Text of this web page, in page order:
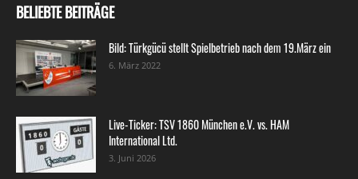
BELIEBTE BEITRÄGE
Bild: Türkgücü stellt Spielbetrieb nach dem 19.März ein
6. März 2022
Live-Ticker: TSV 1860 München e.V. vs. HAM
International Ltd.
3. Juni 2026